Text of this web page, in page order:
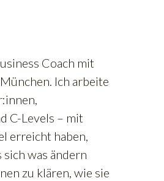
Coach mit
Ich arbeite
C-Levels – mit
erreicht haben,
sich was ändern
zu klären, wie sie